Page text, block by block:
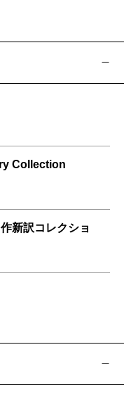
Collection
新訳コレクショ